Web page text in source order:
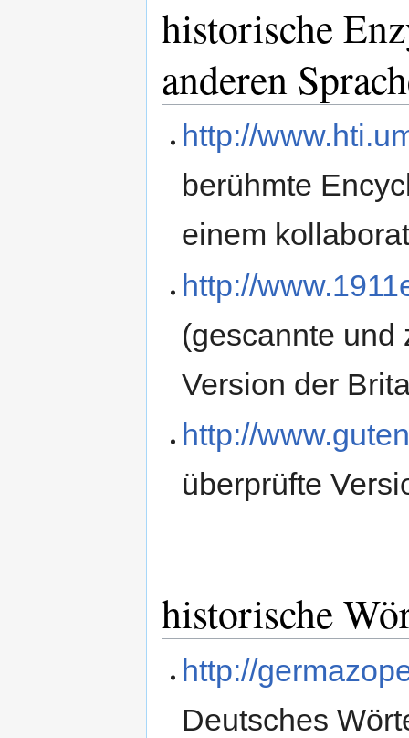
historische
anderen
http://
berühmte
einem
http://
(gescannte und
Version der
http://
überprüfte
historische
http://
Deutsches